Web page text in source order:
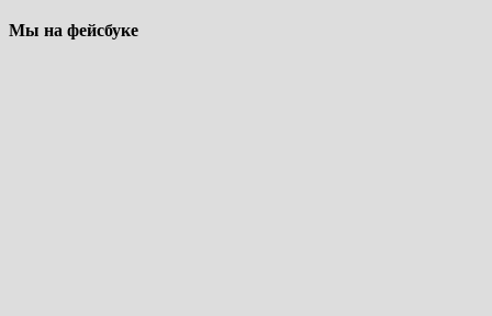
Мы на фейсбуке